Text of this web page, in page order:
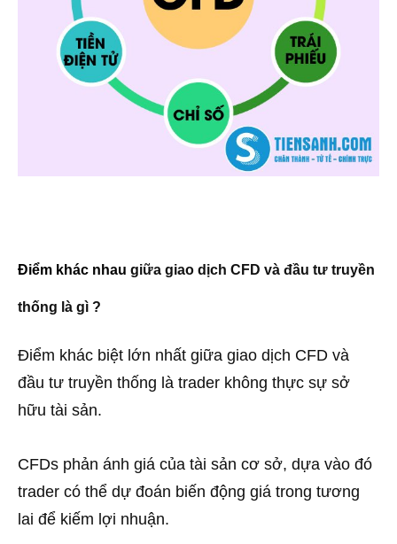
Điểm khác nhau giữa giao dịch CFD và đầu tư truyền
thống là gì ?
Điểm khác biệt lớn nhất giữa giao dịch CFD và
đầu tư truyền thống là trader không thực sự sở
hữu tài sản.
CFDs phản ánh giá của tài sản cơ sở, dựa vào đó
trader có thể dự đoán biến động giá trong tương
lai để kiếm lợi nhuận.